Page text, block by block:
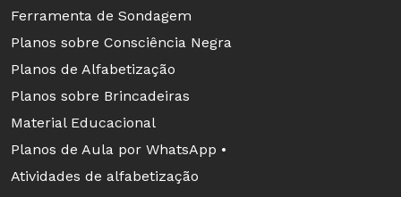
Ferramenta de Sondagem
Planos sobre Consciência Negra
Planos de Alfabetização
Planos sobre Brincadeiras
Material Educacional
Planos de Aula por WhatsApp •
Atividades de alfabetização